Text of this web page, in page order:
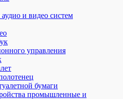
и видео систем
управления
бумаги
промышленные и